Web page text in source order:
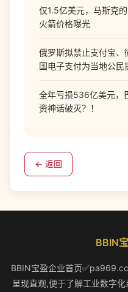
仅1.5亿美元，马斯克
火箭价格曝光
俄罗斯拟禁止支付宝、
国电子支付为当地公民
全年亏损536亿美元，
资神话破灭？！
← 返回
BBIN
BBIN宝盈企业首页
呈现直观,便于了解工业数字